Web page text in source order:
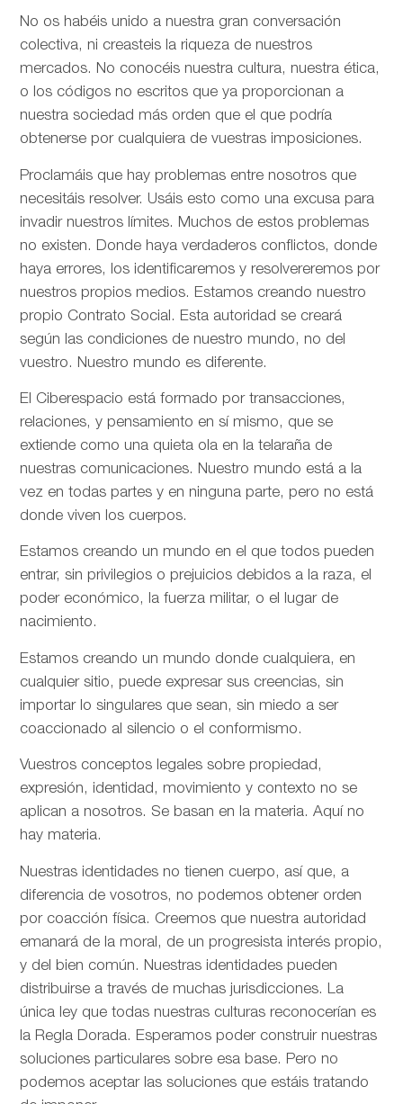
No os habéis unido a nuestra gran conversación
colectiva, ni creasteis la riqueza de nuestros
mercados. No conocéis nuestra cultura, nuestra ética,
o los códigos no escritos que ya proporcionan a
nuestra sociedad más orden que el que podría
obtenerse por cualquiera de vuestras imposiciones.
Proclamáis que hay problemas entre nosotros que
necesitáis resolver. Usáis esto como una excusa para
invadir nuestros límites. Muchos de estos problemas
no existen. Donde haya verdaderos conflictos, donde
haya errores, los identificaremos y resolvereremos por
nuestros propios medios. Estamos creando nuestro
propio Contrato Social. Esta autoridad se creará
según las condiciones de nuestro mundo, no del
vuestro. Nuestro mundo es diferente.
El Ciberespacio está formado por transacciones,
relaciones, y pensamiento en sí mismo, que se
extiende como una quieta ola en la telaraña de
nuestras comunicaciones. Nuestro mundo está a la
vez en todas partes y en ninguna parte, pero no está
donde viven los cuerpos.
Estamos creando un mundo en el que todos pueden
entrar, sin privilegios o prejuicios debidos a la raza, el
poder económico, la fuerza militar, o el lugar de
nacimiento.
Estamos creando un mundo donde cualquiera, en
cualquier sitio, puede expresar sus creencias, sin
importar lo singulares que sean, sin miedo a ser
coaccionado al silencio o el conformismo.
Vuestros conceptos legales sobre propiedad,
expresión, identidad, movimiento y contexto no se
aplican a nosotros. Se basan en la materia. Aquí no
hay materia.
Nuestras identidades no tienen cuerpo, así que, a
diferencia de vosotros, no podemos obtener orden
por coacción física. Creemos que nuestra autoridad
emanará de la moral, de un progresista interés propio,
y del bien común. Nuestras identidades pueden
distribuirse a través de muchas jurisdicciones. La
única ley que todas nuestras culturas reconocerían es
la Regla Dorada. Esperamos poder construir nuestras
soluciones particulares sobre esa base. Pero no
podemos aceptar las soluciones que estáis tratando